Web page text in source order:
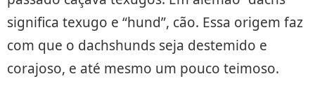
significa texugo e “hund”, cão. Essa origem faz
com que o dachshunds seja destemido e
corajoso, e até mesmo um pouco teimoso.